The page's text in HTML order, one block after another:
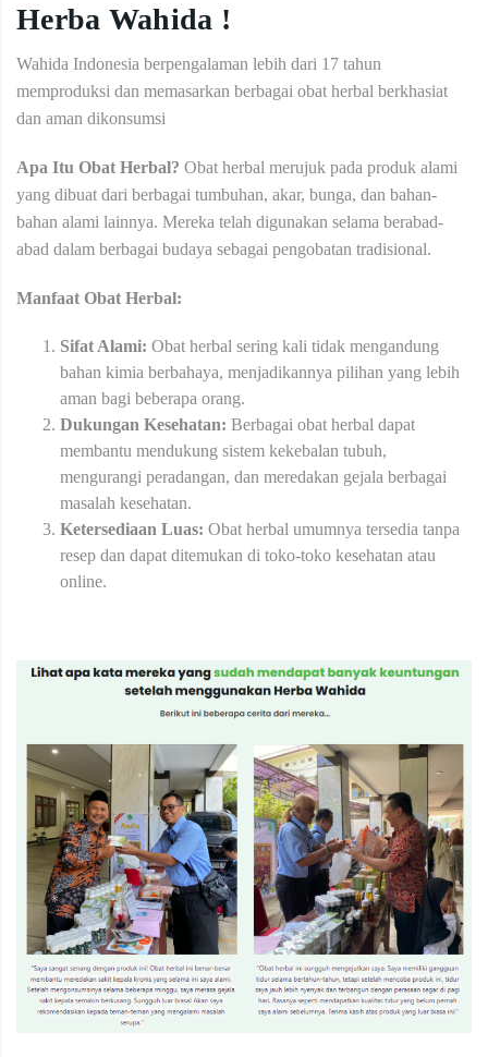
Herba Wahida !
Wahida Indonesia berpengalaman lebih dari 17 tahun
memproduksi dan memasarkan berbagai obat herbal berkhasiat
dan aman dikonsumsi
Apa Itu Obat Herbal? Obat herbal merujuk pada produk alami
yang dibuat dari berbagai tumbuhan, akar, bunga, dan bahan-
bahan alami lainnya. Mereka telah digunakan selama berabad-
abad dalam berbagai budaya sebagai pengobatan tradisional.
Manfaat Obat Herbal:
Sifat Alami: Obat herbal sering kali tidak mengandung
bahan kimia berbahaya, menjadikannya pilihan yang lebih
aman bagi beberapa orang.
Dukungan Kesehatan: Berbagai obat herbal dapat
membantu mendukung sistem kekebalan tubuh,
mengurangi peradangan, dan meredakan gejala berbagai
masalah kesehatan.
Ketersediaan Luas: Obat herbal umumnya tersedia tanpa
resep dan dapat ditemukan di toko-toko kesehatan atau
online.